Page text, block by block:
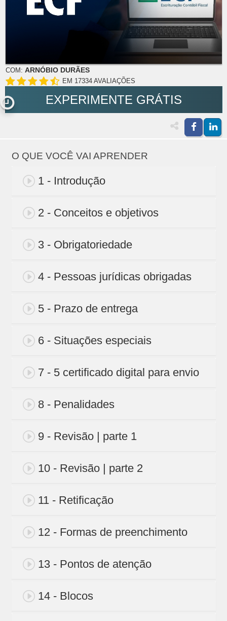
COM: ARNÓBIO DURÃES
EM 17334 AVALIAÇÕES
EXPERIMENTE GRÁTIS
O QUE VOCÊ VAI APRENDER
1 - Introdução
2 - Conceitos e objetivos
3 - Obrigatoriedade
4 - Pessoas jurídicas obrigadas
5 - Prazo de entrega
6 - Situações especiais
7 - 5 certificado digital para envio
8 - Penalidades
9 - Revisão | parte 1
10 - Revisão | parte 2
11 - Retificação
12 - Formas de preenchimento
13 - Pontos de atenção
14 - Blocos